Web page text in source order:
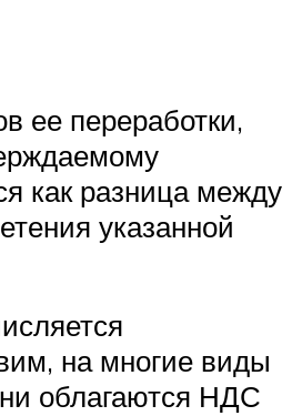
ее переработки,
как разница между
указанной
на многие виды
облагаются НДС